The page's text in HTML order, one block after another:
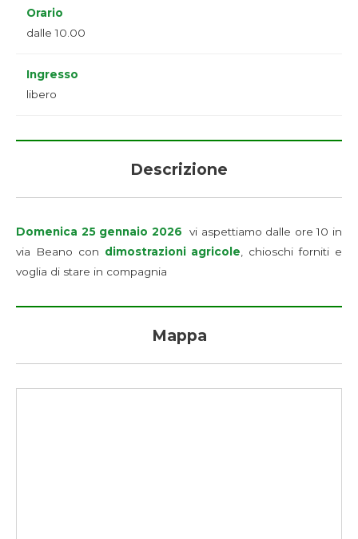
Orario
dalle 10.00
Ingresso
libero
Descrizione
Domenica 25 gennaio 2026
vi aspettiamo dalle ore 10 in
via Beano con dimostrazioni agricole, chioschi forniti e
voglia di stare in compagnia
Mappa